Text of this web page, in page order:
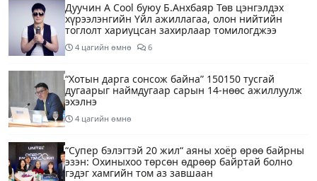
Дуучин A Cool буюу Б.Анхбаяр Төв цэнгэлдэх
хүрээлэнгийн Үйл ажиллагаа, олон нийтийн
тоглолт хариуцсан захирлаар томилогджээ
4 цагийн өмнө 6
“Хотын дарга сонсож байна” 150150 тусгай
дугаарыг наймдугаар сарын 14-нөөс ажиллуулж
эхэлнэ
4 цагийн өмнө
“Супер бэлэгтэй 20 жил“ аяны хоёр өрөө байрны
эзэн: Охиныхоо төрсөн өдрөөр байртай болно
гэдэг хамгийн том аз завшаан